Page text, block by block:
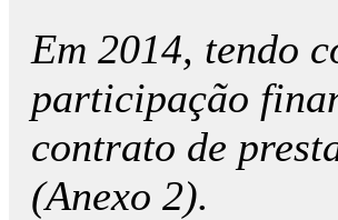
Em 2014, tendo
participação
contrato de
(Anexo 2).